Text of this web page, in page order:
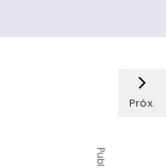
Próx.